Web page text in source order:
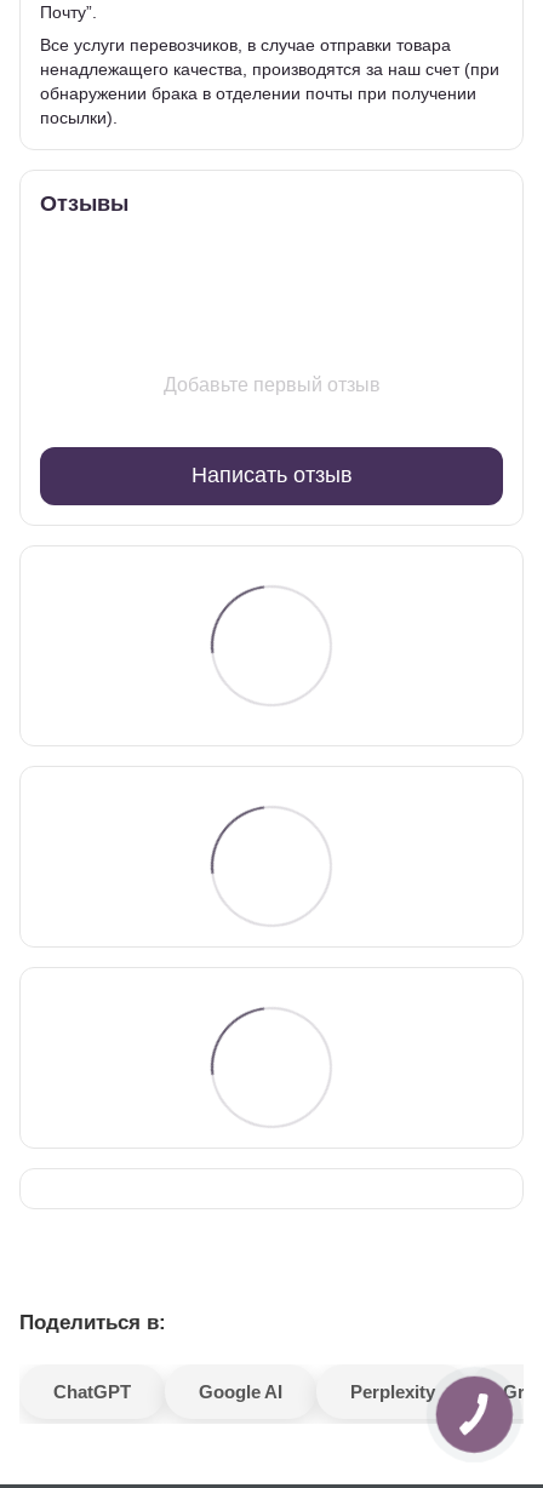
Почту”.
Все услуги перевозчиков, в случае отправки товара
ненадлежащего качества, производятся за наш счет (при
обнаружении брака в отделении почты при получении
посылки).
Отзывы
Добавьте первый отзыв
Написать отзыв
Поделиться в:
ChatGPT Google AI Perplexity